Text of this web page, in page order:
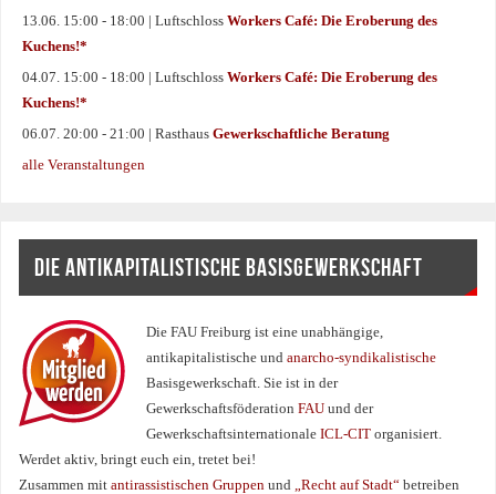
13.06. 15:00 - 18:00 | LuftschlossWorkers Café: Die Eroberung des
Kuchens!*
04.07. 15:00 - 18:00 | LuftschlossWorkers Café: Die Eroberung des
Kuchens!*
06.07. 20:00 - 21:00 | RasthausGewerkschaftliche Beratung
alle Veranstaltungen
DIE ANTIKAPITALISTISCHE BASISGEWERKSCHAFT
Die FAU Freiburg ist eine un­abhängige,
antikapitalistische undanarcho-syndikalistische
Basisgewerkschaft. Sie ist in der
GewerkschaftsföderationFAUund der
Gewerkschaftsinternationale ICL-CITorganisiert.
Werdet aktiv, bringt euch ein, tretet bei!
Zusammen mitantirassistischen Gruppenund „Recht auf Stadt“betreiben